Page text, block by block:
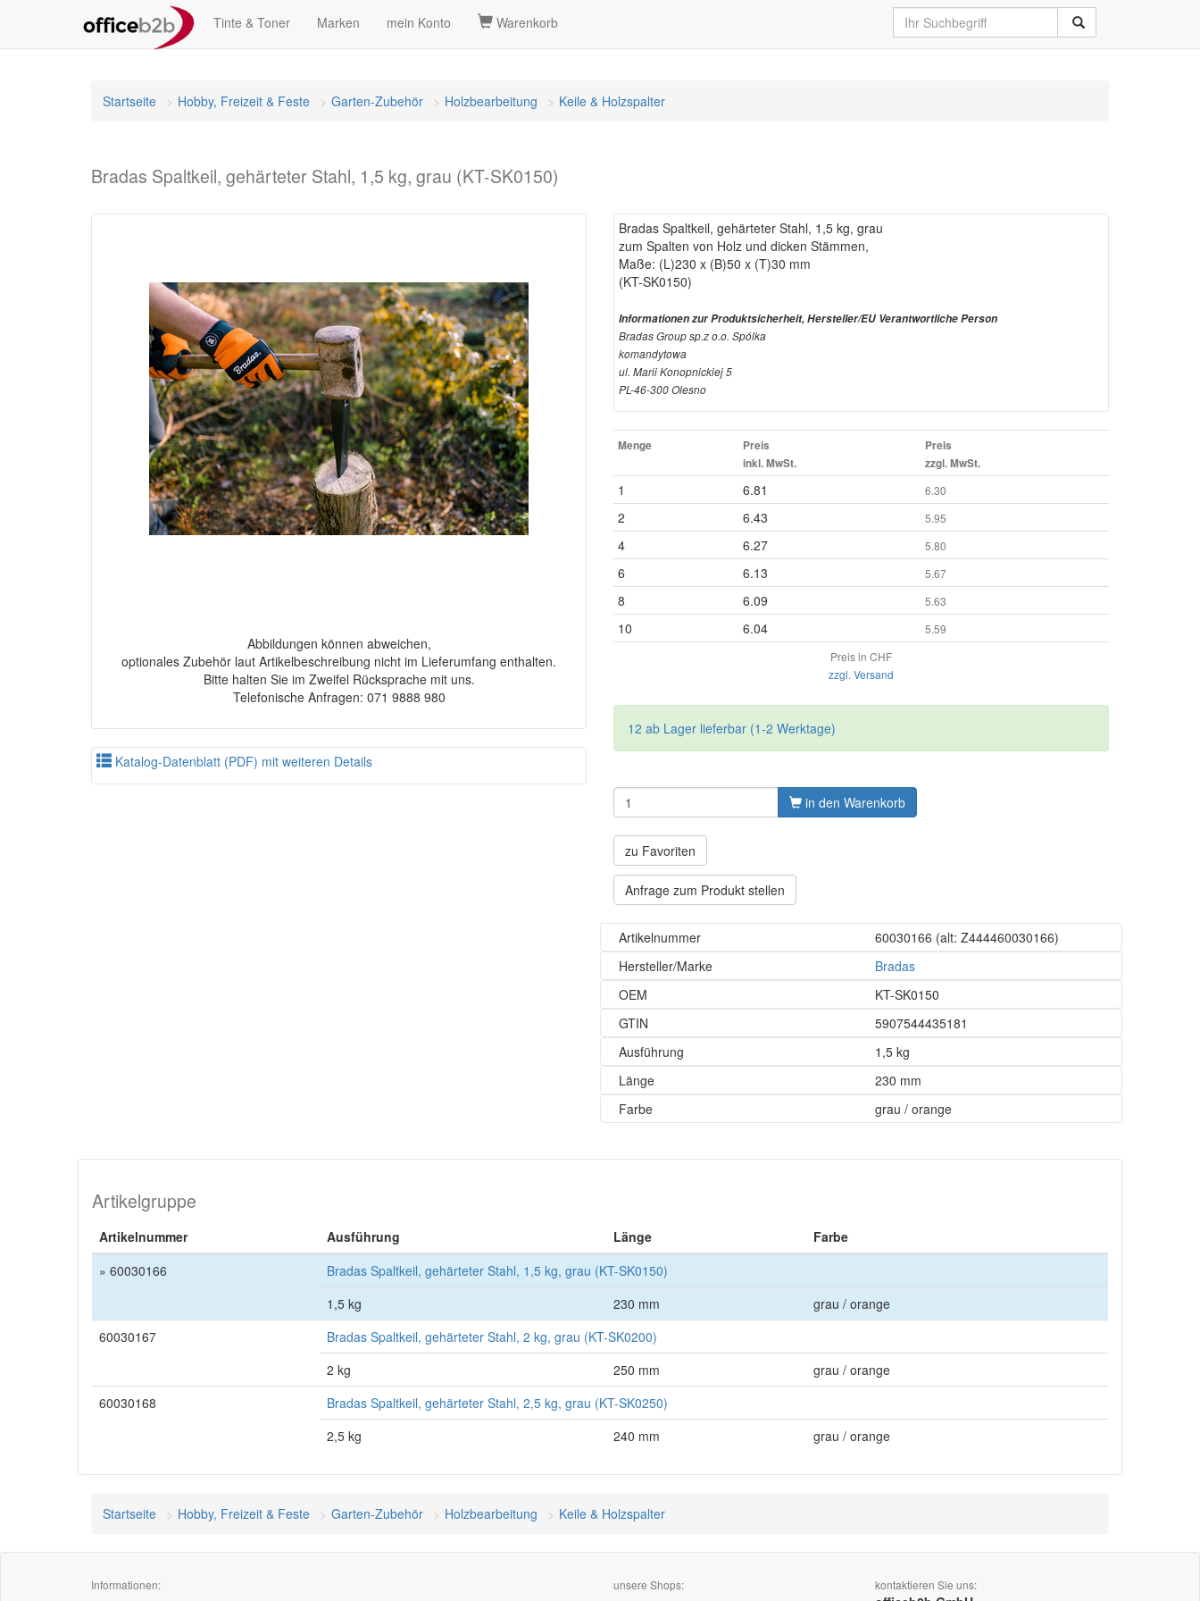
Tinte & Toner Marken mein Konto Warenkorb
Startseite Hobby, Freizeit & Feste Garten-Zubehör Holzbearbeitung Keile & Holzspalter
Bradas Spaltkeil, gehärteter Stahl, 1,5 kg, grau (KT-SK0150)
Abbildungen können abweichen,
optionales Zubehör laut Artikelbeschreibung nicht im Lieferumfang enthalten.
Bitte halten Sie im Zweifel Rücksprache mit uns.
Telefonische Anfragen: 071 9888 980
Katalog-Datenblatt (PDF) mit weiteren Details
Bradas Spaltkeil, gehärteter Stahl, 1,5 kg, grau
zum Spalten von Holz und dicken Stämmen,
Maße: (L)230 x (B)50 x (T)30 mm
(KT-SK0150)
Informationen zur Produktsicherheit, Hersteller/EU Verantwortliche Person
Bradas Group sp.z o.o. Spólka
komandytowa
ul. Marii Konopnickiej 5
PL-46-300 Olesno
Menge
Preis
inkl. MwSt.
Preis
zzgl. MwSt.
1 6.81 6.30
2 6.43 5.95
4 6.27 5.80
6 6.13 5.67
8 6.09 5.63
10 6.04
5.59
Preis in CHF
zzgl. Versand
12 ab Lager lieferbar (1-2 Werktage)
in den Warenkorb
zu Favoriten
Anfrage zum Produkt stellen
Artikelnummer 60030166 (alt: Z444460030166)
Hersteller/Marke
Bradas
OEM
KT-SK0150
GTIN
5907544435181
Ausführung
1,5 kg
Länge
230 mm
Farbe
grau / orange
Artikelgruppe
Artikelnummer Ausführung Länge
Farbe
» 60030166
Bradas Spaltkeil, gehärteter Stahl, 1,5 kg, grau (KT-SK0150)
1,5 kg
230 mm
grau / orange
60030167
Bradas Spaltkeil, gehärteter Stahl, 2 kg, grau (KT-SK0200)
2 kg
250 mm
grau / orange
60030168
Bradas Spaltkeil, gehärteter Stahl, 2,5 kg, grau (KT-SK0250)
2,5 kg
240 mm grau / orange
Startseite Hobby, Freizeit & Feste Garten-Zubehör Holzbearbeitung Keile & Holzspalter
Informationen: unsere Shops: kontaktieren Sie uns: